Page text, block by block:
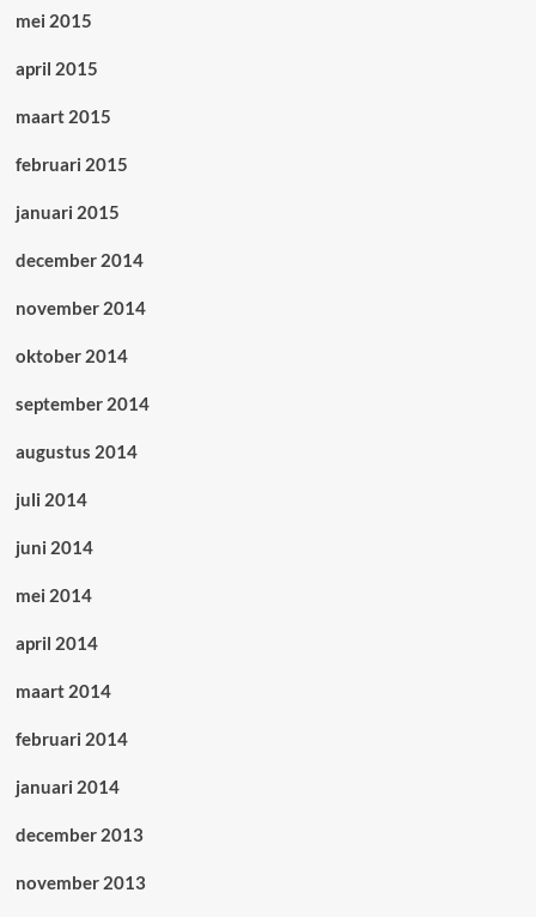
mei 2015
april 2015
maart 2015
februari 2015
januari 2015
december 2014
november 2014
oktober 2014
september 2014
augustus 2014
juli 2014
juni 2014
mei 2014
april 2014
maart 2014
februari 2014
januari 2014
december 2013
november 2013